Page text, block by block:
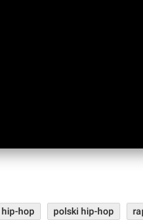
hip-hop polski hip-hop